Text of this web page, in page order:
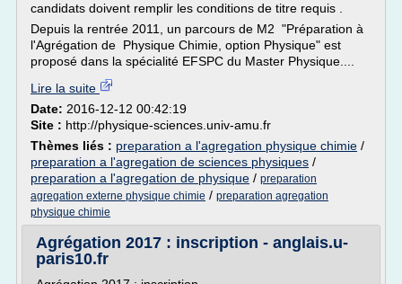
candidats doivent remplir les conditions de titre requis .
Depuis la rentrée 2011, un parcours de M2 "Préparation à
l'Agrégation de Physique Chimie, option Physique" est
proposé dans la spécialité EFSPC du Master Physique....
Lire la suite
Date: 2016-12-12 00:42:19
Site : http://physique-sciences.univ-amu.fr
Thèmes liés : preparation a l'agregation physique chimie /
preparation a l'agregation de sciences physiques /
preparation a l'agregation de physique / preparation
agregation externe physique chimie / preparation agregation
physique chimie
Agrégation 2017 : inscription - anglais.u-
paris10.fr